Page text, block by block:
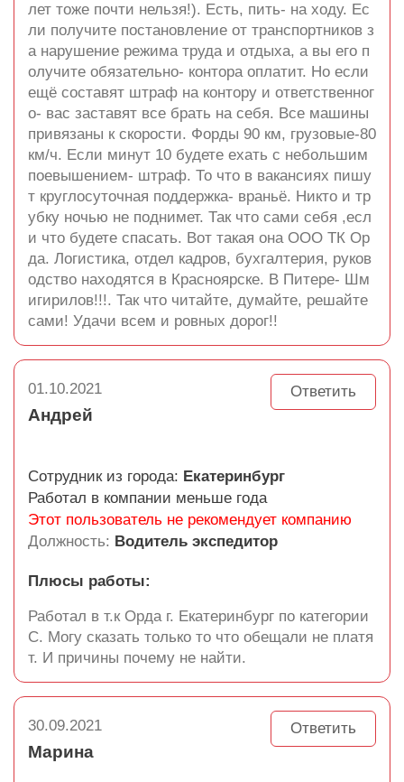
лет тоже почти нельзя!). Есть, пить- на ходу. Ес
ли получите постановление от транспортников з
а нарушение режима труда и отдыха, а вы его п
олучите обязательно- контора оплатит. Но если
ещё составят штраф на контору и ответственног
о- вас заставят все брать на себя. Все машины
привязаны к скорости. Форды 90 км, грузовые-80
км/ч. Если минут 10 будете ехать с небольшим
поевышением- штраф. То что в вакансиях пишу
т круглосуточная поддержка- враньё. Никто и тр
убку ночью не поднимет. Так что сами себя ,есл
и что будете спасать. Вот такая она ООО ТК Ор
да. Логистика, отдел кадров, бухгалтерия, руков
одство находятся в Красноярске. В Питере- Шм
игирилов!!!. Так что читайте, думайте, решайте
сами! Удачи всем и ровных дорог!!
01.10.2021 Ответить
Андрей
Сотрудник из города: Екатеринбург
Работал в компании меньше года
Этот пользователь не рекомендует компанию
Должность: Водитель экспедитор
Плюсы работы:
Работал в т.к Орда г. Екатеринбург по категории
С. Могу сказать только то что обещали не платя
т. И причины почему не найти.
30.09.2021 Ответить
Марина